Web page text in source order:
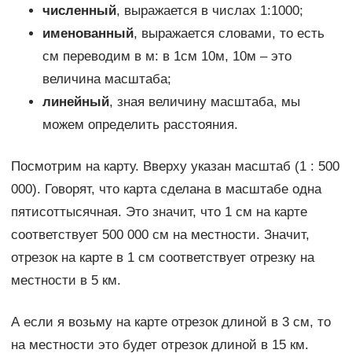
численный, выражается в числах 1:1000;
именованный, выражается словами, то есть
см переводим в м: в 1см 10м, 10м – это
величина масштаба;
линейный, зная величину масштаба, мы
можем определить расстояния.
Посмотрим на карту. Вверху указан масштаб (1 : 500
000). Говорят, что карта сделана в масштабе одна
пятисоттысячная. Это значит, что 1 см на карте
соответствует 500 000 см на местности. Значит,
отрезок на карте в 1 см соответствует отрезку на
местности в 5 км.
А если я возьму на карте отрезок длиной в 3 см, то
на местности это будет отрезок длиной в 15 км.